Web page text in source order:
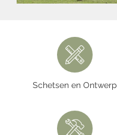
Schetsen en Ontwerp